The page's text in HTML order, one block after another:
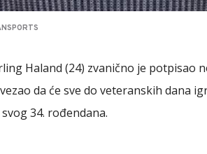
Haland (24) zvanično je potpisao
da će sve do veteranskih dana
34. rođendana.